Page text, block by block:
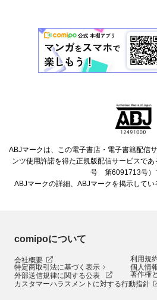
ABJマークは、この電子書店・電子書籍配信
ンツ使用許諾を得た正規版配信サービスで
号 第6091713号）
ABJマークの詳細、ABJマークを掲示してい
comipoについて
会社概要
利用規
特定商取引法に基づく表示
個人情
外部送信規律に関する公表
著作権
カスタマーハラスメントに対する行動指針